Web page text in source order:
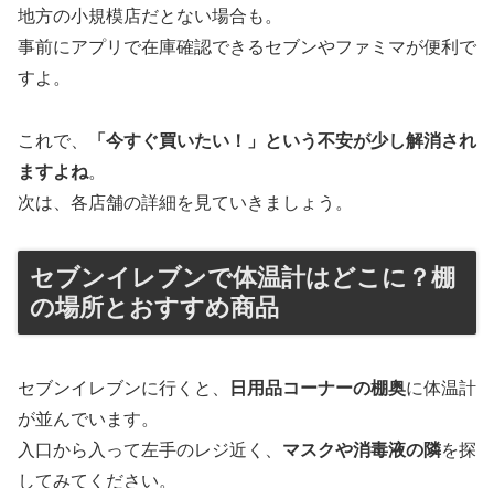
地方の小規模店だとない場合も。
事前にアプリで在庫確認できるセブンやファミマが便利で
すよ。
これで、
「今すぐ買いたい！」という不安が少し解消され
ますよね。
次は、各店舗の詳細を見ていきましょう。
セブンイレブンで体温計はどこに？棚
の場所とおすすめ商品
セブンイレブンに行くと、 日用品コーナーの棚奥に体温計
が並んでいます。
入口から入って左手のレジ近く、 マスクや消毒液の隣を探
してみてください。